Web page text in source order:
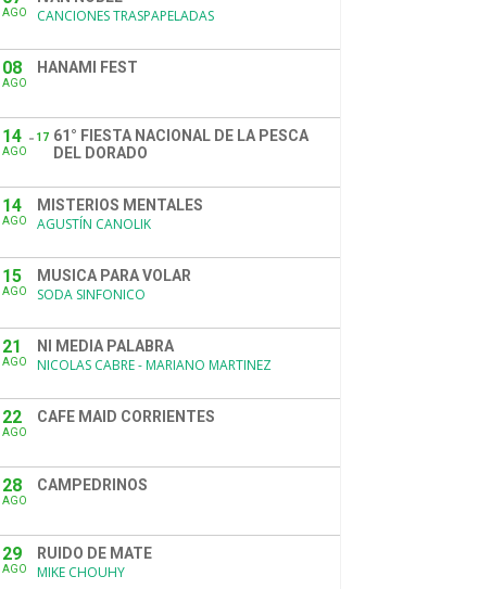
AGO CANCIONES TRASPAPELADAS
08
AGO
HANAMI FEST
14
AGO
17 61° FIESTA NACIONAL DE LA PESCA
DEL DORADO
14
AGO
MISTERIOS MENTALES
AGUSTÍN CANOLIK
15
AGO
MUSICA PARA VOLAR
SODA SINFONICO
21
AGO
NI MEDIA PALABRA
NICOLAS CABRE - MARIANO MARTINEZ
22
AGO
CAFE MAID CORRIENTES
28
AGO
CAMPEDRINOS
29
AGO
RUIDO DE MATE
MIKE CHOUHY